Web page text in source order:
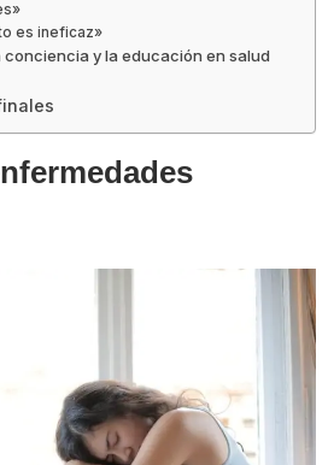
es ineficaz»
conciencia y la educación en salud